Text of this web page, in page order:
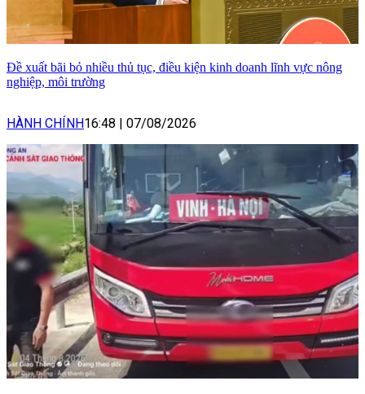
Đề xuất bãi bỏ nhiều thủ tục, điều kiện kinh doanh lĩnh vực nông
nghiệp, môi trường
HÀNH CHÍNH16:48 07/08/2026